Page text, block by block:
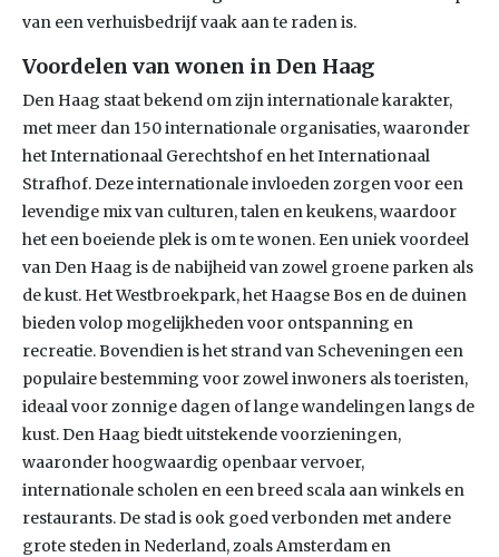
van een verhuisbedrijf vaak aan te raden is.
Voordelen van wonen in Den Haag
Den Haag staat bekend om zijn internationale karakter,
met meer dan 150 internationale organisaties, waaronder
het Internationaal Gerechtshof en het Internationaal
Strafhof. Deze internationale invloeden zorgen voor een
levendige mix van culturen, talen en keukens, waardoor
het een boeiende plek is om te wonen. Een uniek voordeel
van Den Haag is de nabijheid van zowel groene parken als
de kust. Het Westbroekpark, het Haagse Bos en de duinen
bieden volop mogelijkheden voor ontspanning en
recreatie. Bovendien is het strand van Scheveningen een
populaire bestemming voor zowel inwoners als toeristen,
ideaal voor zonnige dagen of lange wandelingen langs de
kust. Den Haag biedt uitstekende voorzieningen,
waaronder hoogwaardig openbaar vervoer,
internationale scholen en een breed scala aan winkels en
restaurants. De stad is ook goed verbonden met andere
grote steden in Nederland, zoals Amsterdam en